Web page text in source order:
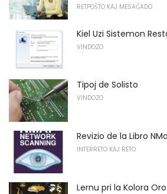
RETPOŜTO KAJ MESAĜADO
Kiel Uzi Sistemon
VINDOZO
Tipoj de Solisto
VINDOZO
Revizio de la Libro
INTERRETO KAJ RETO
Lernu pri la Kolora Oro